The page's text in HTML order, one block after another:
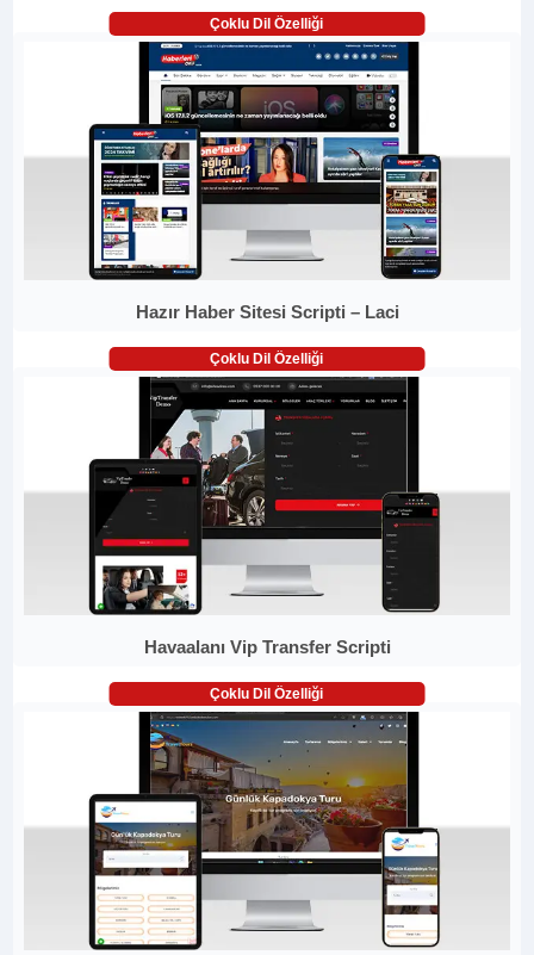
Çoklu Dil Özelliği
Hazır Haber Sitesi Scripti – Laci
Çoklu Dil Özelliği
Havaalanı Vip Transfer Scripti
Çoklu Dil Özelliği